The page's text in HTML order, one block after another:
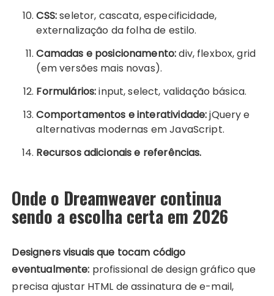
CSS:seletor, cascata, especificidade,
externalização da folha de estilo.
Camadas e posicionamento:div, flexbox, grid
(em versões mais novas).
Formulários:input, select, validação básica.
Comportamentos e interatividade:jQuery e
alternativas modernas em JavaScript.
Recursos adicionais e referências.
Onde o Dreamweaver continua
sendo a escolha certa em 2026
Designers visuais que tocam código
eventualmente: profissional de design gráfico que
precisa ajustar HTML de assinatura de e-mail,